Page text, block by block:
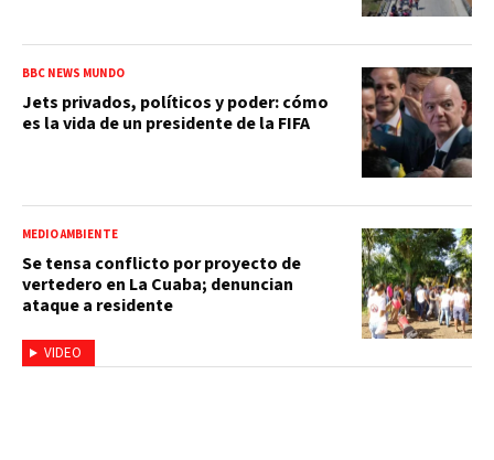
BBC NEWS MUNDO
Jets privados, políticos y poder: cómo
es la vida de un presidente de la FIFA
VIDEO
MEDIO AMBIENTE
Se tensa conflicto por proyecto de
vertedero en La Cuaba; denuncian
ataque a residente